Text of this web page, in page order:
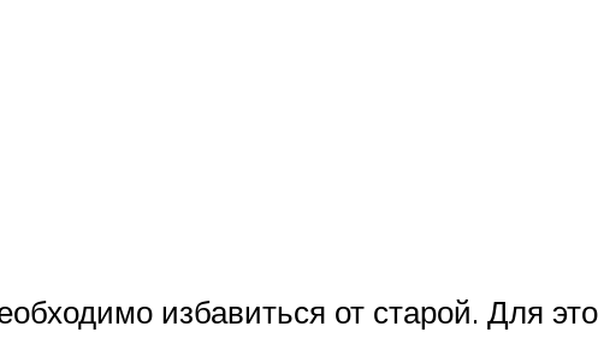
избавиться от старой. Для